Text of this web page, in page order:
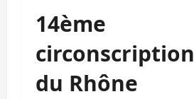
14ème
circonscription
du Rhône